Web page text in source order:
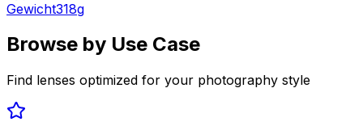
Gewicht318g
Browse by Use Case
Find lenses optimized for your photography style